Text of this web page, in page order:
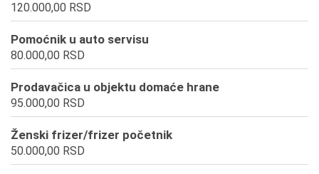
120.000,00 RSD
Pomoćnik u auto servisu
80.000,00 RSD
Prodavačica u objektu domaće hrane
95.000,00 RSD
Ženski frizer/frizer početnik
50.000,00 RSD